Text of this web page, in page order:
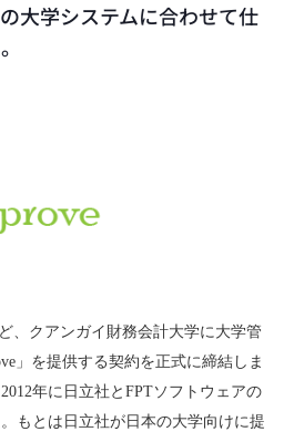
大学システムに合わせて仕
、クアンガイ財務会計大学に大学管
」を提供する契約を正式に締結しま
2012年に日立社と FPTソフトウェアの
もとは日立社が日本の大学向けに提